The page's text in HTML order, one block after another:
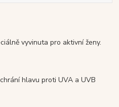
vyvinuta pro aktivní ženy.
hlavu proti UVA a UVB